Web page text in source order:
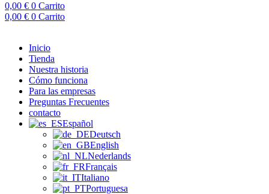
0,00 € 0 Carrito
0,00 € 0 Carrito
Inicio
Tienda
Nuestra historia
Cómo funciona
Para las empresas
Preguntas Frecuentes
contacto
Español
Deutsch
English
Nederlands
Français
Italiano
Portuguesa